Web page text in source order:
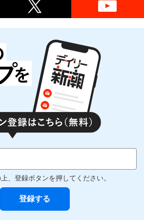
、登録ボタンを押してください。